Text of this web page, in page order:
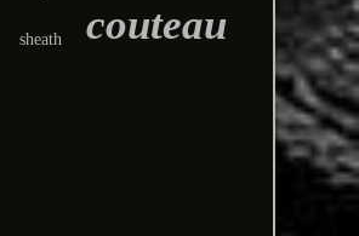
sheath couteau